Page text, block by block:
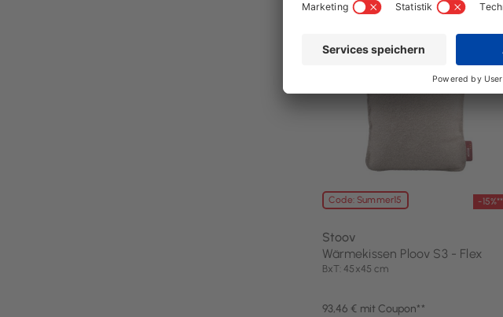
Code: Summer15 -15%**
Stoov
Wärmekissen Ploov S3 - Flex
BxT: 45x45 cm
93,46 € mit Coupon**